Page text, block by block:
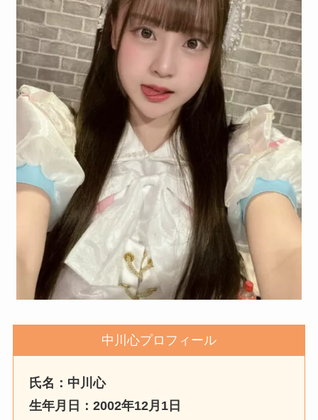
中川心プロフィール
氏名：中川心
生年月日：2002年12月1日